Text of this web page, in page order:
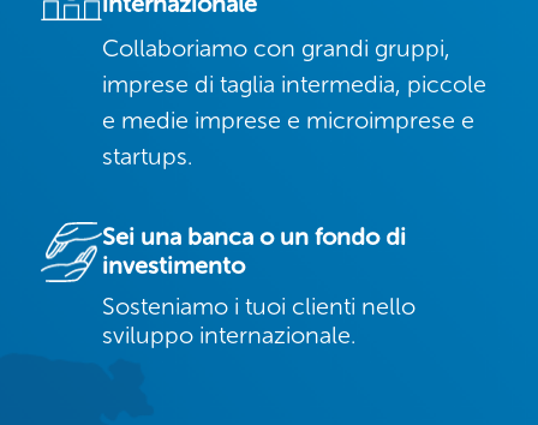
Collaboriamo con grandi gruppi,
imprese di taglia intermedia, piccole
e medie imprese e microimprese e
startups.
Sei una banca o un fondo di
investimento
Sosteniamo i tuoi clienti nello
sviluppo internazionale.